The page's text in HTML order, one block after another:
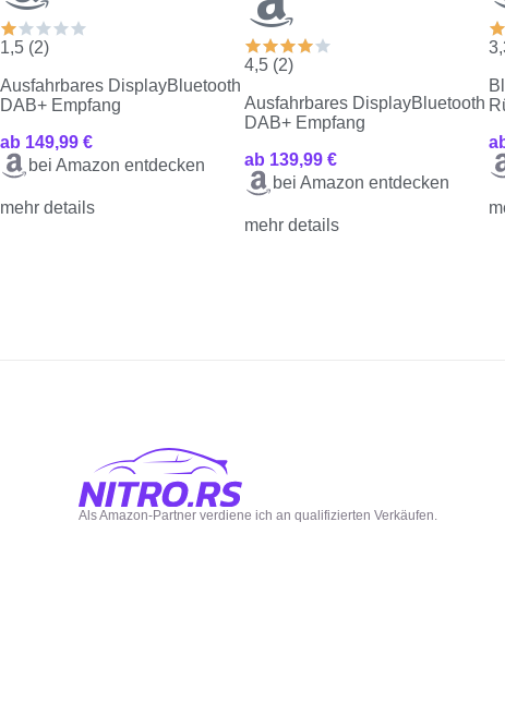
1,5 (2)
Ausfahrbares DisplayBluetooth
DAB+ Empfang
ab 149,99 €
bei Amazon entdecken
mehr details
4,5 (2)
Ausfahrbares DisplayBluetooth
DAB+ Empfang
ab 139,99 €
bei Amazon entdecken
mehr details
Als Amazon-Partner verdiene ich an qualifizierten Verkäufen.